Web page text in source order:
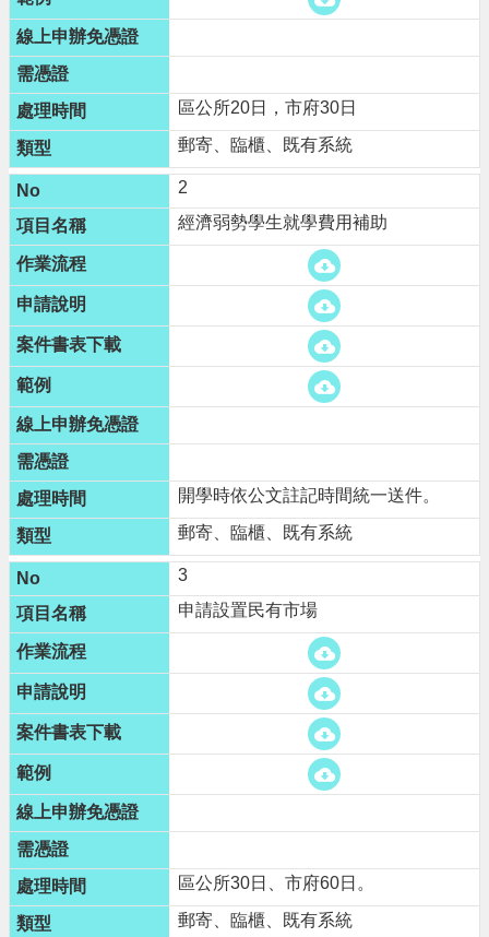
大
園
區
介
紹
訊
息
公
告
生
活
便
民
資
訊
機
關
通
訊
錄
相
關
資
料
回
首
頁
網
站
導
區公所20日，市府30日
郵寄、臨櫃、既有系統
2
經濟弱勢學生就學費用補助
開學時依公文註記時間統一送件。
郵寄、臨櫃、既有系統
3
申請設置民有市場
區公所30日、市府60日。
郵寄、臨櫃、既有系統